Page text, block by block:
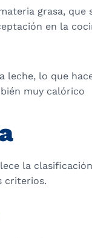
grasa,
en la
leche, lo que
muy calórico
la
criterios.